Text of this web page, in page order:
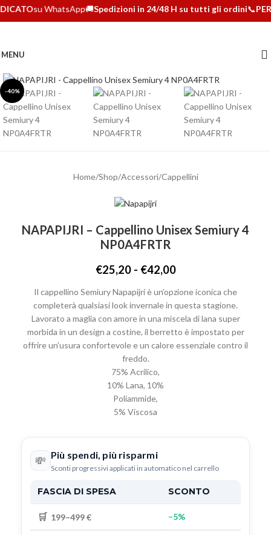
su WhatsApp🚚Spedizioni in 24/48 H su tutti gli ordini📞
MENU
-40%
Home/Shop/Accessori/Cappellini
NAPAPIJRI – Cappellino Unisex Semiury 4
NP0A4FRTR
€25,20 - €42,00
Il cappellino Semiury Napapijri è un’opzione iconica che
completerà qualsiasi look invernale in questa stagione.
Lavorato a maglia con amore in una miscela di lana super
morbida in un design a costine, il berretto è impostato per
offrire un’usura confortevole e un calore essenziale contro il
freddo.
75% Acrilico,
10% Lana, 10%
Poliammide,
5% Viscosa
💸 Più spendi, più risparmi
Sconti progressivi applicati in automatico nel carrello
FASCIA DI SPESA SCONTO
🛒 199–499 € −5%